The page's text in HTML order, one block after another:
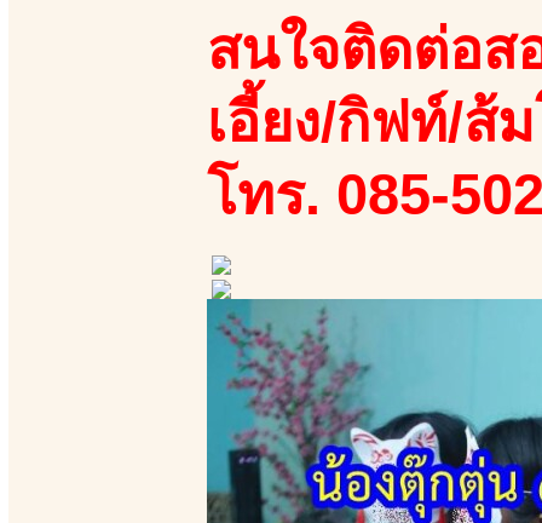
สนใจติดต่อส
เอี้ยง/กิฟท์/ส้
โทร. 085-